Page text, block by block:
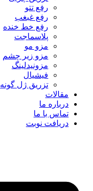
رفع تتو
رفع غبغب
رفع خط خنده
پلاسماجت
مزو مو
مزو زیر چشم
مزونیدلینگ
فیشیال
تزریق ژل گونه
مقالات
درباره ما
تماس با ما
دریافت نوبت